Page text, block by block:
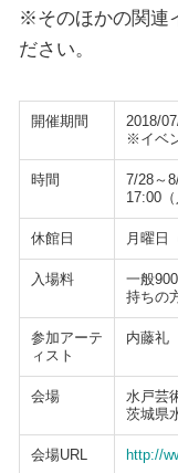
※そのほかの関連
ださい。
開催期間
2018/
※イベ
時間
7/28～
17:00
休館日 月曜日
入場料
一般
持ちの
参加アーテ
ィスト
内藤礼
会場
水戸芸
茨城県
会場URL http://